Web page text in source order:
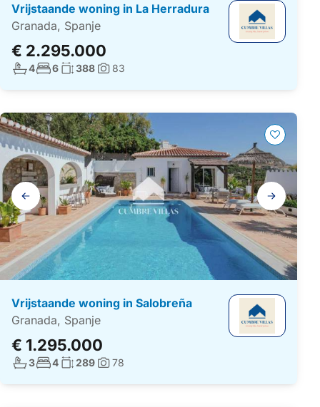
Vrijstaande woning in La Herradura
Granada, Spanje
€ 2.295.000
Aantal badkamers:
4Aantal slaapkamers:
6Woonoppervlakte:
388Foto's:
83
Galerij
navigatie
Vrijstaande woning in Salobreña
Granada, Spanje
€ 1.295.000
Aantal badkamers:
3Aantal slaapkamers:
4Woonoppervlakte:
289Foto's:
78